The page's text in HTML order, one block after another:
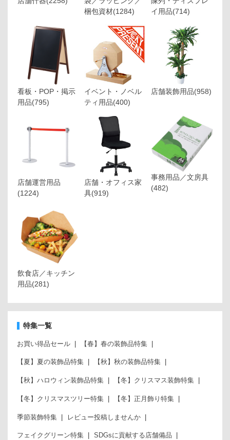
梱包資材(1284)
イ用品(714)
看板・POP・掲示
用品(795)
イベント・ノベル
ティ用品(400)
店舗装飾用品(958)
店舗運営用品
(1224)
店舗・オフィス家
具(919)
事務用品／文房具
(482)
飲食店／キッチン
用品(281)
特集一覧
お買い得品セール 【春】春の装飾品特集
【夏】夏の装飾品特集 【秋】秋の装飾品特集
【秋】ハロウィン装飾品特集 【冬】クリスマス装飾特集
【冬】クリスマスツリー特集 【冬】正月飾り特集
季節装飾特集 レビュー投稿しませんか
フェイクグリーン特集 SDGsに貢献する店舗備品